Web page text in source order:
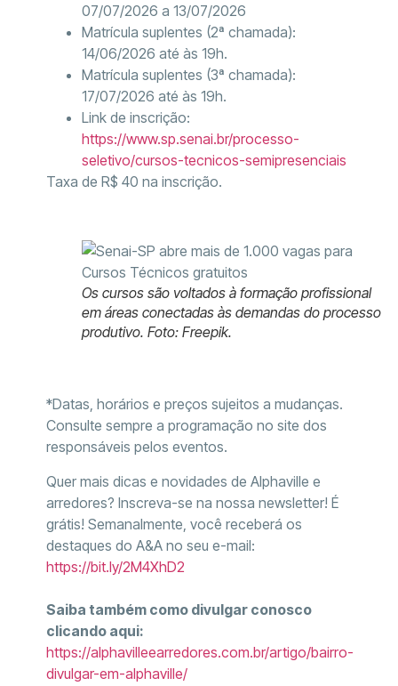
07/07/2026 a 13/07/2026
Matrícula suplentes (2ª chamada):
14/06/2026 até às 19h.
Matrícula suplentes (3ª chamada):
17/07/2026 até às 19h.
Link de inscrição:
https://www.sp.senai.br/processo-
seletivo/cursos-tecnicos-semipresenciais
Taxa de R$ 40 na inscrição.
Os cursos são voltados à formação profissional
em áreas conectadas às demandas do processo
produtivo. Foto: Freepik.
*Datas, horários e preços sujeitos a mudanças.
Consulte sempre a programação no site dos
responsáveis pelos eventos.
Quer mais dicas e novidades de Alphaville e
arredores? Inscreva-se na nossa newsletter! É
grátis! Semanalmente, você receberá os
destaques do A&A no seu e-mail:
https://bit.ly/2M4XhD2
Saiba também como divulgar conosco
clicando aqui:
https://alphavilleearredores.com.br/artigo/bairro-
divulgar-em-alphaville/